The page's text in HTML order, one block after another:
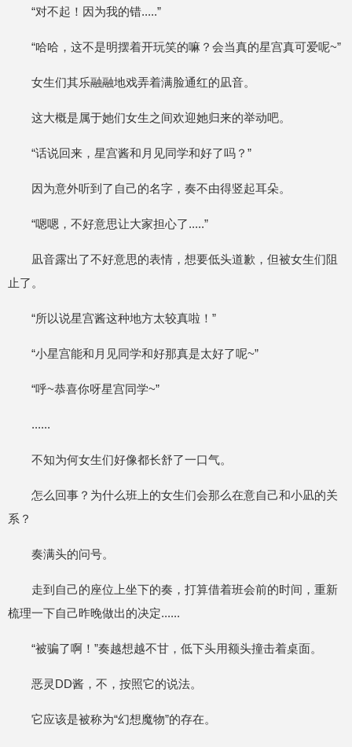
“对不起！因为我的错.....”
“哈哈，这不是明摆着开玩笑的嘛？会当真的星宫真可爱呢~”
女生们其乐融融地戏弄着满脸通红的凪音。
这大概是属于她们女生之间欢迎她归来的举动吧。
“话说回来，星宫酱和月见同学和好了吗？”
因为意外听到了自己的名字，奏不由得竖起耳朵。
“嗯嗯，不好意思让大家担心了.....”
凪音露出了不好意思的表情，想要低头道歉，但被女生们阻
止了。
“所以说星宫酱这种地方太较真啦！”
“小星宫能和月见同学和好那真是太好了呢~”
“呼~恭喜你呀星宫同学~”
......
不知为何女生们好像都长舒了一口气。
怎么回事？为什么班上的女生们会那么在意自己和小凪的关
系？
奏满头的问号。
走到自己的座位上坐下的奏，打算借着班会前的时间，重新
梳理一下自己昨晚做出的决定......
“被骗了啊！”奏越想越不甘，低下头用额头撞击着桌面。
恶灵DD酱，不，按照它的说法。
它应该是被称为“幻想魔物”的存在。